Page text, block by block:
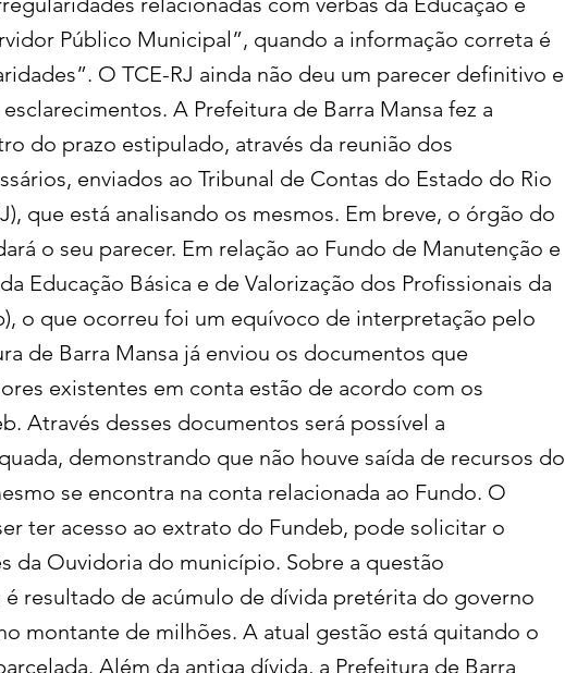
Público Municipal”, quando a informação correta é
O TCE-RJ ainda não deu um parecer definitivo e
A Prefeitura de Barra Mansa fez a
do prazo estipulado, através da reunião dos
enviados ao Tribunal de Contas do Estado do Rio
que está analisando os mesmos. Em breve, o órgão do
o seu parecer. Em relação ao Fundo de Manutenção e
Educação Básica e de Valorização dos Profissionais da
o que ocorreu foi um equívoco de interpretação pelo
de Barra Mansa já enviou os documentos que
existentes em conta estão de acordo com os
Através desses documentos será possível a
demonstrando que não houve saída de recursos do
se encontra na conta relacionada ao Fundo. O
ter acesso ao extrato do Fundeb, pode solicitar o
da Ouvidoria do município. Sobre a questão
é resultado de acúmulo de dívida pretérita do governo
montante de milhões. A atual gestão está quitando o
Além da antiga dívida, a Prefeitura de Barra